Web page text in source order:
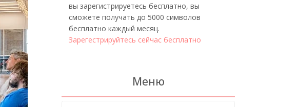
вы зарегистрируетесь бесплатно, вы
сможете получать до 5000 символов
бесплатно каждый месяц.
Зарегестрируйтесь сейчас бесплатно
Меню